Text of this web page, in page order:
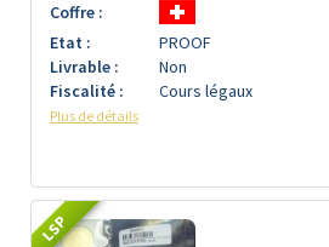
Coffre :
Etat :
PROOF
Livrable :
Non
Fiscalité :
Cours légaux
Plus de détails
LSP